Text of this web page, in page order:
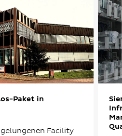
Paket in
Facility